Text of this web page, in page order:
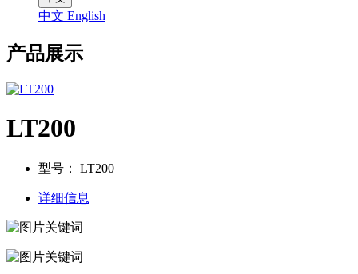
中文 English
产品展示
LT200
型号： LT200
详细信息